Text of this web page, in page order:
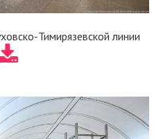
Тимирязевской линии